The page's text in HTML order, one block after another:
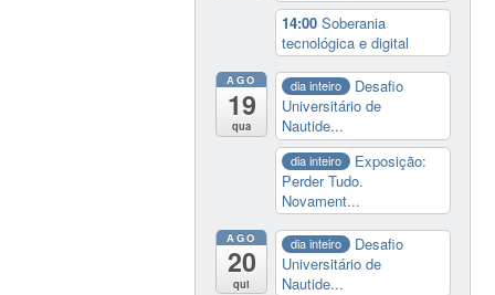
14:00Soberania
tecnológica e digital
AGO
19
qua
dia inteiro
Desafio
Universitário de
Nautide...
dia inteiro
Exposição:
Perder Tudo.
Novament...
AGO
20
qui
dia inteiro
Desafio
Universitário de
Nautide...